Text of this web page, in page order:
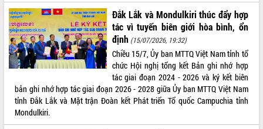
Gặp mặt các cơ quan báo chí nhân Kỷ
niệm 101 năm Ngày Báo chí Cách
mạng Việt Nam
Đắk Lắk sơ kết 4 năm triển khai thực
hiện Đề án 06 của Chính phủ
Họp báo thông tin về Hội nghị Công bố
Quy hoạch và Xúc tiến đầu tư tỉnh Đắk
Lắk
Khơi thông điểm nghẽn, đẩy nhanh
Đắk Lắk và Mondulkiri thúc đẩy hợp
tác vì tuyến biên giới hòa bình, ổn
định (15/07/2026, 19:32)
Chiều 15/7, Ủy ban MTTQ Việt Nam tỉnh tổ
chức Hội nghị tổng kết Bản ghi nhớ hợp
tác giai đoạn 2024 - 2026 và ký kết biên
bản ghi nhớ hợp tác giai đoạn 2026 - 2028 giữa Ủy ban MTTQ Việt Nam
tỉnh Đắk Lắk và Mặt trận Đoàn kết Phát triển Tổ quốc Campuchia tỉnh
Mondulkiri.